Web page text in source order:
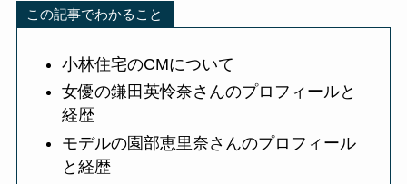
この記事でわかること
小林住宅のCMについて
女優の鎌田英怜奈さんのプロフィールと
経歴
モデルの園部恵里奈さんのプロフィール
と経歴